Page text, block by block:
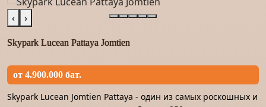
‹ ›
Skypark Lucean Pattaya Jomtien
от 4.900.000 бат.
Skypark Lucean Jomtien Pattaya - один из самых роскошных и